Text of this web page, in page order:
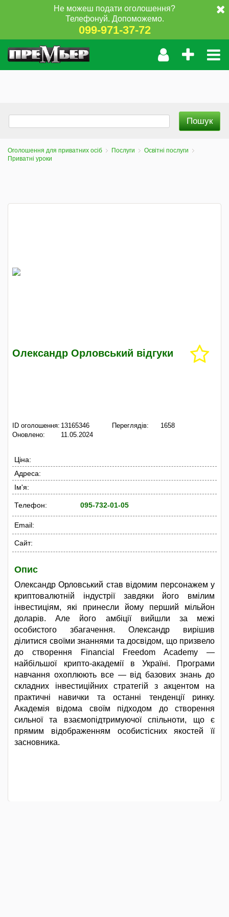
Не можеш подати оголошення?
Телефонуй. Допоможемо.
099-971-37-72
Оголошення для приватних осіб Послуги
Освітні послуги
Приватні уроки
Олександр Орловський відгуки
ID оголошення: 13165346
Оновлено:
11.05.2024
Переглядів: 1658
Ціна:
Адреса:
Ім'я:
Телефон: 095-732-01-05
Email:
Сайт:
Опис
Олександр Орловський став відомим персонажем у
криптовалютній індустрії завдяки його вмілим
інвестиціям, які принесли йому перший мільйон
доларів. Але його амбіції вийшли за межі
особистого збагачення. Олександр вирішив
ділитися своїми знаннями та досвідом, що призвело
до створення Financial Freedom Academy —
найбільшої крипто-академії в Україні. Програми
навчання охоплюють все — від базових знань до
складних інвестиційних стратегій з акцентом на
практичні навички та останні тенденції ринку.
Академія відома своїм підходом до створення
сильної та взаємопідтримуючої спільноти, що є
прямим відображенням особистісних якостей її
засновника.